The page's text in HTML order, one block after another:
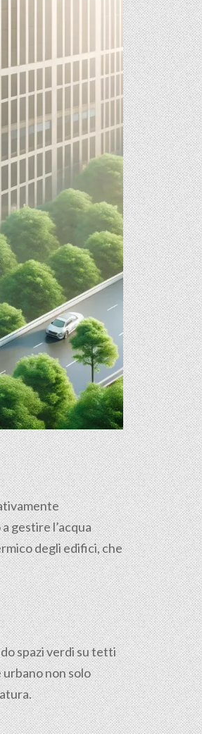
gestire l’acqua
degli edifici, che
spazi verdi su tetti
non solo